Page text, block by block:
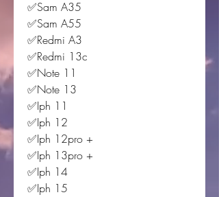
✅Sam A35
✅Sam A55
✅Redmi A3
✅Redmi 13c
✅Note 11
✅Note 13
✅Iph 11
✅Iph 12
✅Iph 12pro +
✅Iph 13pro +
✅Iph 14
✅Iph 15